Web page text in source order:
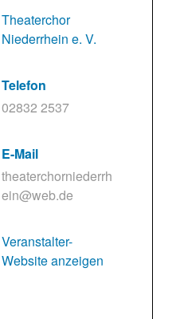
Theaterchor
Niederrhein e. V.
Telefon
02832 2537
E-Mail
theaterchorniederrh
ein@web.de
Veranstalter-
Website anzeigen